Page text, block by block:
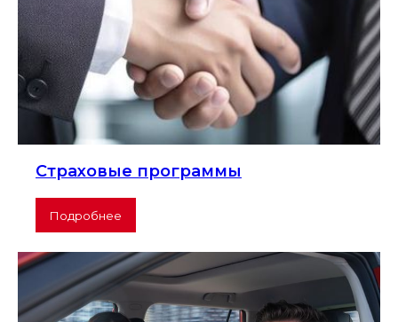
Страховые программы
Подробнее